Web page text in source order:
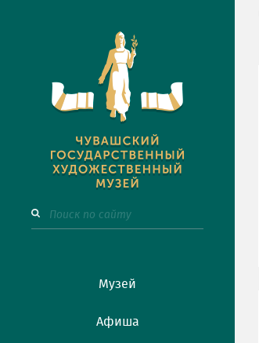
Музей
Афиша